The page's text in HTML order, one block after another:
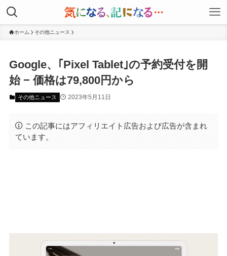
ホーム その他ニュース
Google、｢Pixel Tablet｣の予約受付を開
始 − 価格は79,800円から
その他ニュース 2023年5月11日
この記事にはアフィリエイト広告および広告が含まれ
ています。